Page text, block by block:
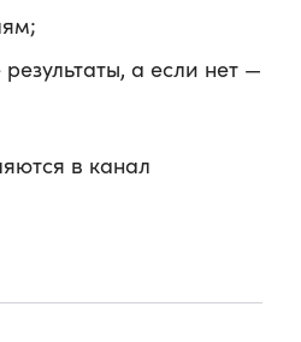
а если нет —
в канал